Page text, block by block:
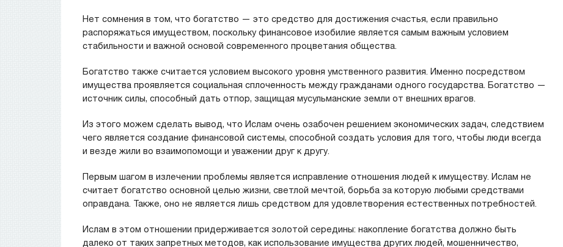
Нет сомнения в том, что богатство — это средство для достижения счастья, если правильно
распоряжаться имуществом, поскольку финансовое изобилие является самым важным условием
стабильности и важной основой современного процветания общества.
Богатство также считается условием высокого уровня умственного развития. Именно посредством
имущества проявляется социальная сплоченность между гражданами одного государства. Богатство —
источник силы, способный дать отпор, защищая мусульманские земли от внешних врагов.
Из этого можем сделать вывод, что Ислам очень озабочен решением экономических задач, следствием
чего является создание финансовой системы, способной создать условия для того, чтобы люди всегда
и везде жили во взаимопомощи и уважении друг к другу.
Первым шагом в излечении проблемы является исправление отношения людей к имуществу. Ислам не
считает богатство основной целью жизни, светлой мечтой, борьба за которую любыми средствами
оправдана. Также, оно не является лишь средством для удовлетворения естественных потребностей.
Ислам в этом отношении придерживается золотой середины: накопление богатства должно быть
далеко от таких запретных методов, как использование имущества других людей, мошенничество,